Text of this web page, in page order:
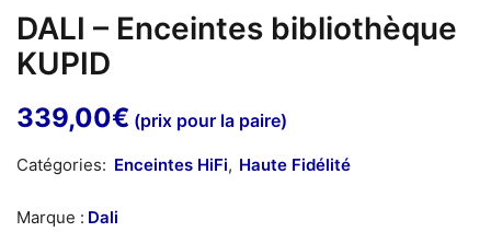
DALI – Enceintes bibliothèque
KUPID
339,00€ (prix pour la paire)
Catégories: Enceintes HiFi, Haute Fidélité
Marque : Dali